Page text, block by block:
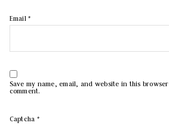
Email*
Save my name, email, and website in this
comment.
Captcha *